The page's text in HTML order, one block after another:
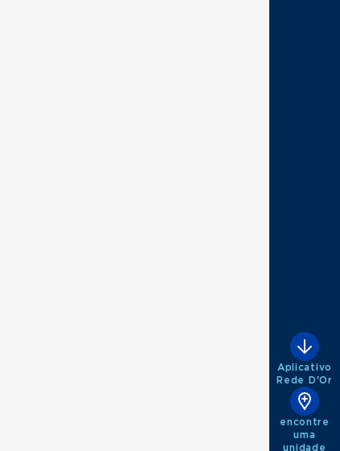
Aplicativo
Rede D'Or
encontre
uma
unidade